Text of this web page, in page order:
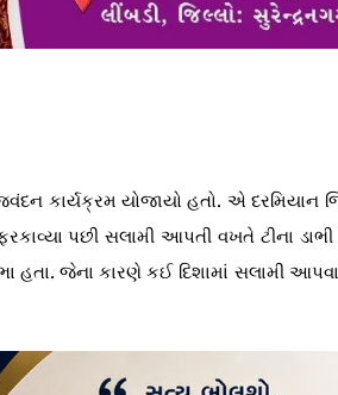
કાર્યક્રમ યોજાયો હતો. એ દરમિયાન
પછી સલામી આપતી વખતે ટીના ડાભી
હતા. જેના કારણે કઈ દિશામાં સલામી